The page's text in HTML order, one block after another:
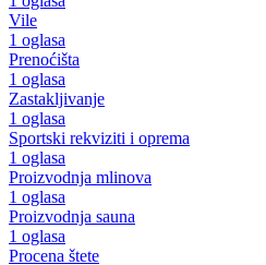
Vile
1 oglasa
Prenoćišta
1 oglasa
Zastakljivanje
1 oglasa
Sportski rekviziti i oprema
1 oglasa
Proizvodnja mlinova
1 oglasa
Proizvodnja sauna
1 oglasa
Procena štete